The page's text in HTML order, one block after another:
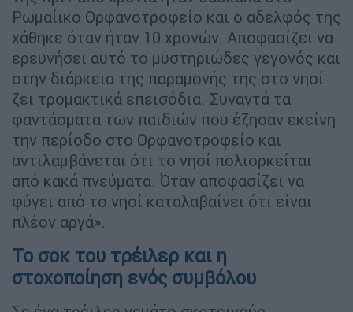
Ρωμαίικο Ορφανοτροφείο και ο αδελφός της
χάθηκε όταν ήταν 10 χρονών. Αποφασίζει να
ερευνήσει αυτό το μυστηριώδες γεγονός και
στην διάρκεια της παραμονής της στο νησί
ζει τρομακτικά επεισόδια. Συναντά τα
φαντάσματα των παιδιών που έζησαν εκείνη
την περίοδο στο Ορφανοτροφείο και
αντιλαμβάνεται ότι το νησί πολιορκείται
από κακά πνεύματα. Όταν αποφασίζει να
φύγει από το νησί καταλαβαίνει ότι είναι
πλέον αργά».
Το σοκ του τρέιλερ και η
στοχοποίηση ενός συμβόλου